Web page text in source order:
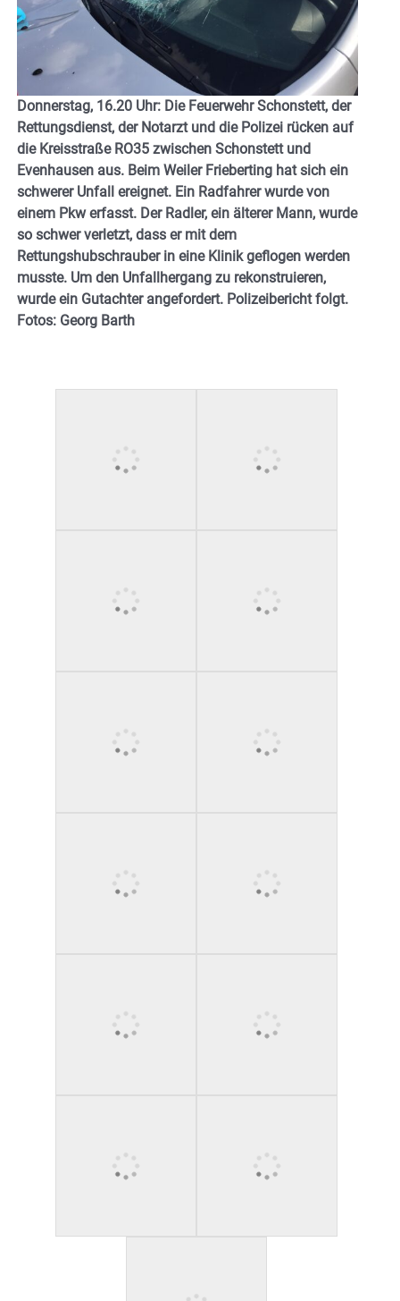
Donnerstag, 16.20 Uhr: Die Feuerwehr Schonstett, der
Rettungsdienst, der Notarzt und die Polizei rücken auf
die Kreisstraße RO35 zwischen Schonstett und
Evenhausen aus. Beim Weiler Frieberting hat sich ein
schwerer Unfall ereignet. Ein Radfahrer wurde von
einem Pkw erfasst. Der Radler, ein älterer Mann, wurde
so schwer verletzt, dass er mit dem
Rettungshubschrauber in eine Klinik geflogen werden
musste. Um den Unfallhergang zu rekonstruieren,
wurde ein Gutachter angefordert. Polizeibericht folgt.
Fotos: Georg Barth